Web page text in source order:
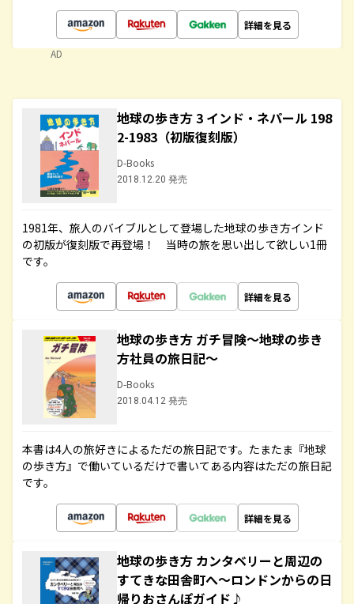
詳細を見る
AD
地球の歩き方 3 インド・ネパール 198
2-1983（初版復刻版）
D-Books
2018.12.20 発売
1981年、旅人のバイブルとして登場した地球の歩き方インド
の初版が復刻版で再登場！ 当時の旅を思い出して欲しい1冊
です。
詳細を見る
地球の歩き方 ガチ冒険～地球の歩き
方社員の旅日記～
D-Books
2018.04.12 発売
本書は4人の旅好きによるただの旅日記です。たまたま『地球
の歩き方』で働いているだけで書いてある内容はただの旅日記
です。
詳細を見る
地球の歩き方 カンタベリーと周辺の
すてきな田舎町へ～ロンドンからの日
帰りおさんぽガイド♪